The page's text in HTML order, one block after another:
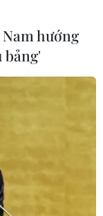
hướng
bảng'